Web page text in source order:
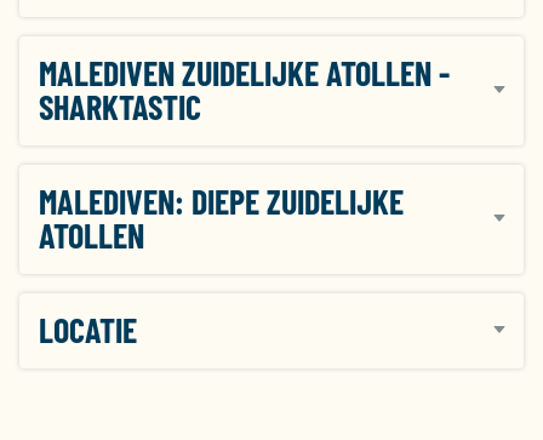
MALEDIVEN ZUIDELIJKE ATOLLEN -
SHARKTASTIC
MALEDIVEN: DIEPE ZUIDELIJKE
ATOLLEN
LOCATIE